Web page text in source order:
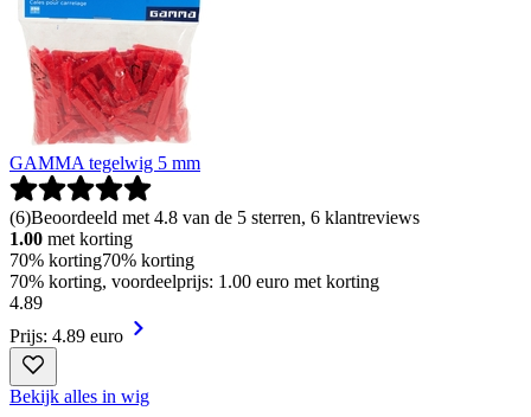
GAMMA tegelwig 5 mm
(6)Beoordeeld met 4.8 van de 5 sterren, 6 klantreviews
1.00 met korting
70% korting70% korting
70% korting, voordeelprijs: 1.00 euro met korting
4.89
Prijs: 4.89 euro
Bekijk alles in wig